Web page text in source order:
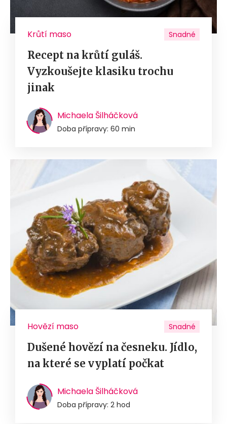
Krůtí maso Snadné
Recept na krůtí guláš.
Vyzkoušejte klasiku trochu
jinak
Michaela Šilháčková
Doba přípravy: 60 min
Hovězí maso Snadné
Dušené hovězí na česneku. Jídlo,
na které se vyplatí počkat
Michaela Šilháčková
Doba přípravy: 2 hod